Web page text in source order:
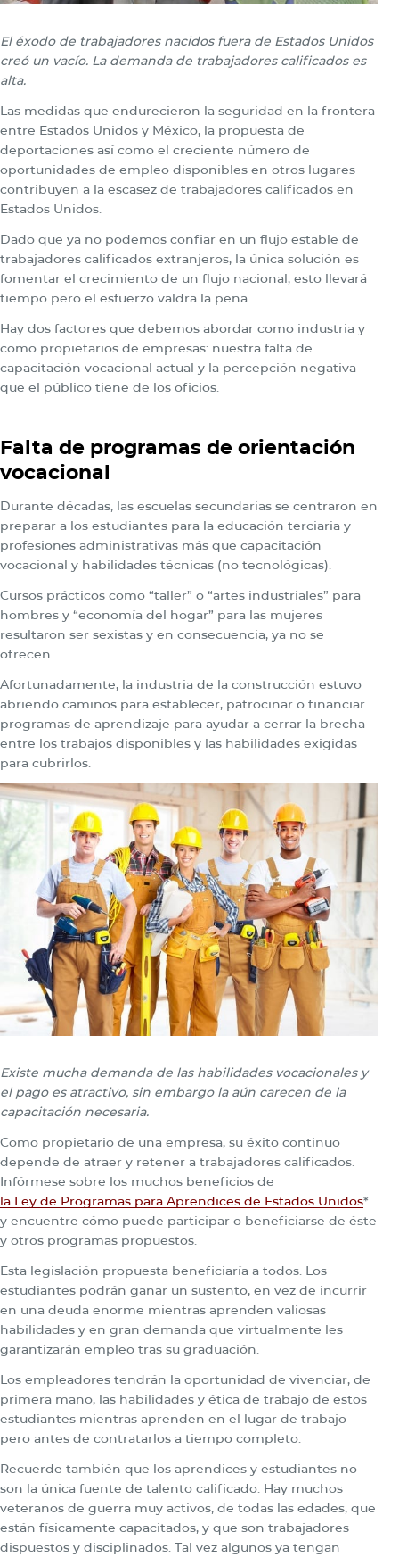
El éxodo de trabajadores nacidos fuera de Estados Unidos
creó un vacío. La demanda de trabajadores calificados es
alta.
Las medidas que endurecieron la seguridad en la frontera
entre Estados Unidos y México, la propuesta de
deportaciones así como el creciente número de
oportunidades de empleo disponibles en otros lugares
contribuyen a la escasez de trabajadores calificados en
Estados Unidos.
Dado que ya no podemos confiar en un flujo estable de
trabajadores calificados extranjeros, la única solución es
fomentar el crecimiento de un flujo nacional, esto llevará
tiempo pero el esfuerzo valdrá la pena.
Hay dos factores que debemos abordar como industria y
como propietarios de empresas: nuestra falta de
capacitación vocacional actual y la percepción negativa
que el público tiene de los oficios.
Falta de programas de orientación
vocacional
Durante décadas, las escuelas secundarias se centraron en
preparar a los estudiantes para la educación terciaria y
profesiones administrativas más que capacitación
vocacional y habilidades técnicas (no tecnológicas).
Cursos prácticos como “taller” o “artes industriales” para
hombres y “economía del hogar” para las mujeres
resultaron ser sexistas y en consecuencia, ya no se
ofrecen.
Afortunadamente, la industria de la construcción estuvo
abriendo caminos para establecer, patrocinar o financiar
programas de aprendizaje para ayudar a cerrar la brecha
entre los trabajos disponibles y las habilidades exigidas
para cubrirlos.
Existe mucha demanda de las habilidades vocacionales y
el pago es atractivo, sin embargo la aún carecen de la
capacitación necesaria.
Como propietario de una empresa, su éxito continuo
depende de atraer y retener a trabajadores calificados.
Infórmese sobre los muchos beneficios de
la Ley de Programas para Aprendices de Estados Unidos*
y encuentre cómo puede participar o beneficiarse de éste
y otros programas propuestos.
Esta legislación propuesta beneficiaría a todos. Los
estudiantes podrán ganar un sustento, en vez de incurrir
en una deuda enorme mientras aprenden valiosas
habilidades y en gran demanda que virtualmente les
garantizarán empleo tras su graduación.
Los empleadores tendrán la oportunidad de vivenciar, de
primera mano, las habilidades y ética de trabajo de estos
estudiantes mientras aprenden en el lugar de trabajo
pero antes de contratarlos a tiempo completo.
Recuerde también que los aprendices y estudiantes no
son la única fuente de talento calificado. Hay muchos
veteranos de guerra muy activos, de todas las edades, que
están físicamente capacitados, y que son trabajadores
dispuestos y disciplinados. Tal vez algunos ya tengan